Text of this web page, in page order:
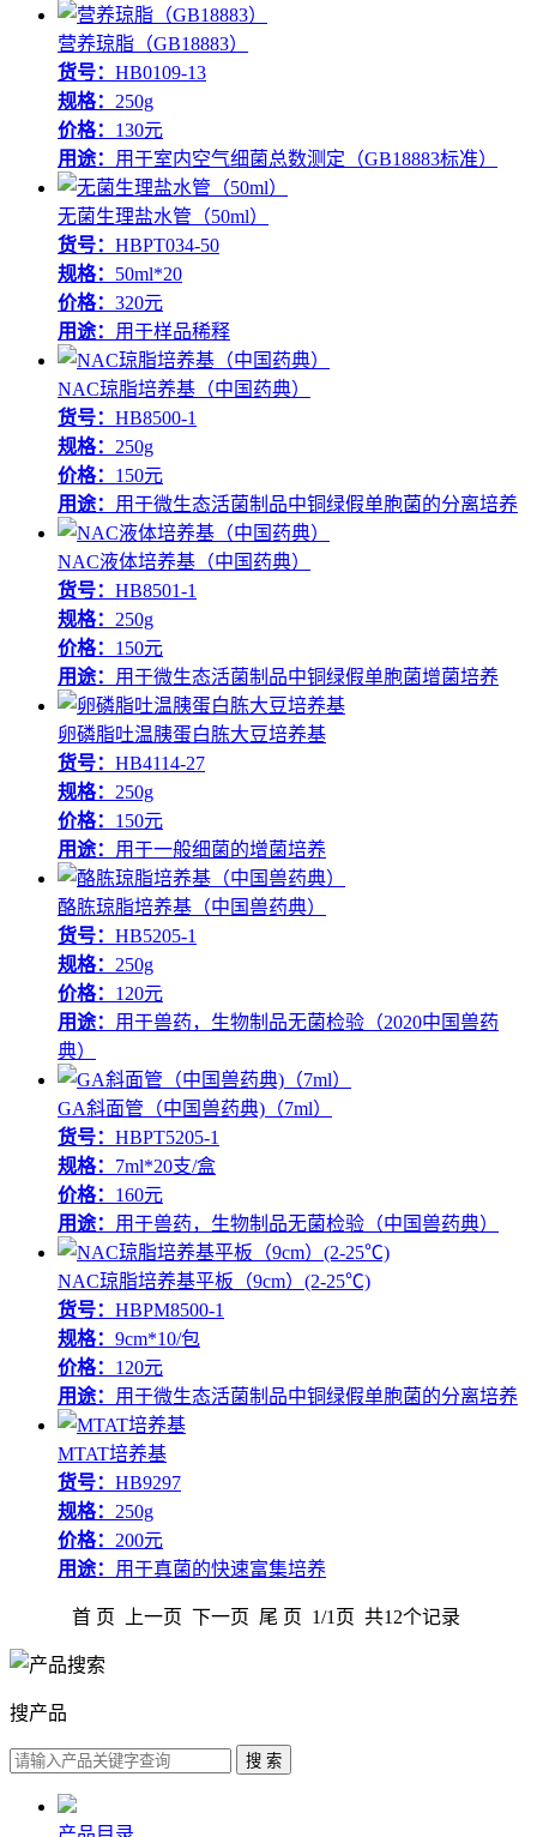
营养琼脂（GB18883）
货号： HB0109-13
规格： 250g
价格： 130元
用途： 用于室内空气细菌总数测定（GB18883标准）
无菌生理盐水管（50ml）
货号： HBPT034-50
规格： 50ml*20
价格： 320元
用途： 用于样品稀释
NAC琼脂培养基（中国药典）
货号： HB8500-1
规格： 250g
价格： 150元
用途： 用于微生态活菌制品中铜绿假单胞菌的分离培养
NAC液体培养基（中国药典）
货号： HB8501-1
规格： 250g
价格： 150元
用途： 用于微生态活菌制品中铜绿假单胞菌增菌培养
卵磷脂吐温胰蛋白胨大豆培养基
货号： HB4114-27
规格： 250g
价格： 150元
用途： 用于一般细菌的增菌培养
酪胨琼脂培养基（中国兽药典）
货号： HB5205-1
规格： 250g
价格： 120元
用途： 用于兽药，生物制品无菌检验（2020中国兽药
典）
GA斜面管（中国兽药典)（7ml）
货号： HBPT5205-1
规格： 7ml*20支/盒
价格： 160元
用途： 用于兽药，生物制品无菌检验（中国兽药典）
NAC琼脂培养基平板（9cm）(2-25℃)
货号： HBPM8500-1
规格： 9cm*10/包
价格： 120元
用途： 用于微生态活菌制品中铜绿假单胞菌的分离培养
MTAT培养基
货号： HB9297
规格： 250g
价格： 200元
用途： 用于真菌的快速富集培养
首 页 上一页 下一页 尾 页 1/1页 共12个记录
搜产品